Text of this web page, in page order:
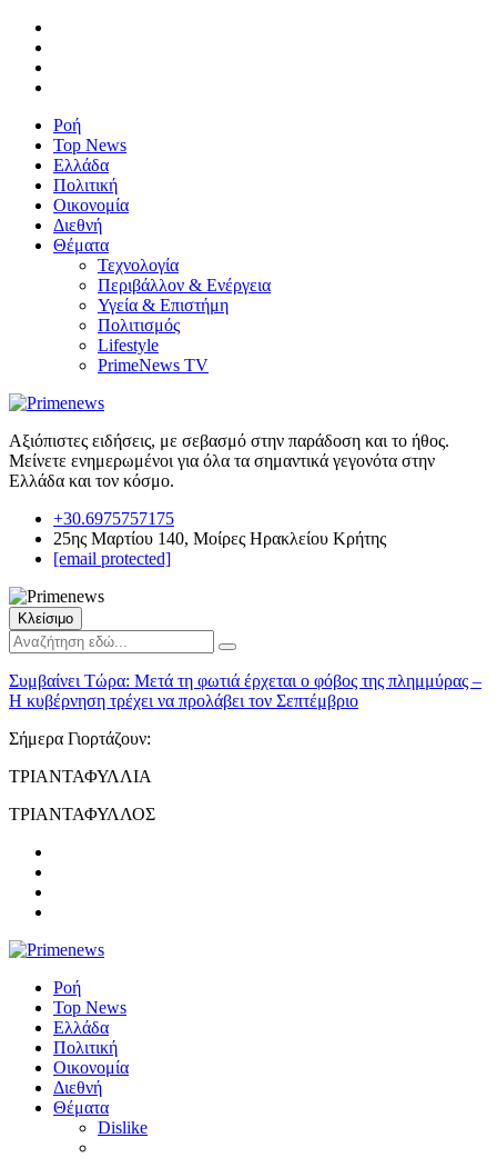
Ροή
Top News
Ελλάδα
Πολιτική
Οικονομία
Διεθνή
Θέματα
Τεχνολογία
Περιβάλλον & Ενέργεια
Υγεία & Επιστήμη
Πολιτισμός
Lifestyle
PrimeNews TV
Αξιόπιστες ειδήσεις, με σεβασμό στην παράδοση και το ήθος.
Μείνετε ενημερωμένοι για όλα τα σημαντικά γεγονότα στην
Ελλάδα και τον κόσμο.
+30.6975757175
25ης Μαρτίου 140, Μοίρες Ηρακλείου Κρήτης
[email protected]
Κλείσιμο
Συμβαίνει Τώρα: Μετά τη φωτιά έρχεται ο φόβος της πλημμύρας –
Η κυβέρνηση τρέχει να προλάβει τον Σεπτέμβριο
Σήμερα Γιορτάζουν:
ΤΡΙΑΝΤΑΦΥΛΛΙΑ
ΤΡΙΑΝΤΑΦΥΛΛΟΣ
Ροή
Top News
Ελλάδα
Πολιτική
Οικονομία
Διεθνή
Θέματα
Dislike